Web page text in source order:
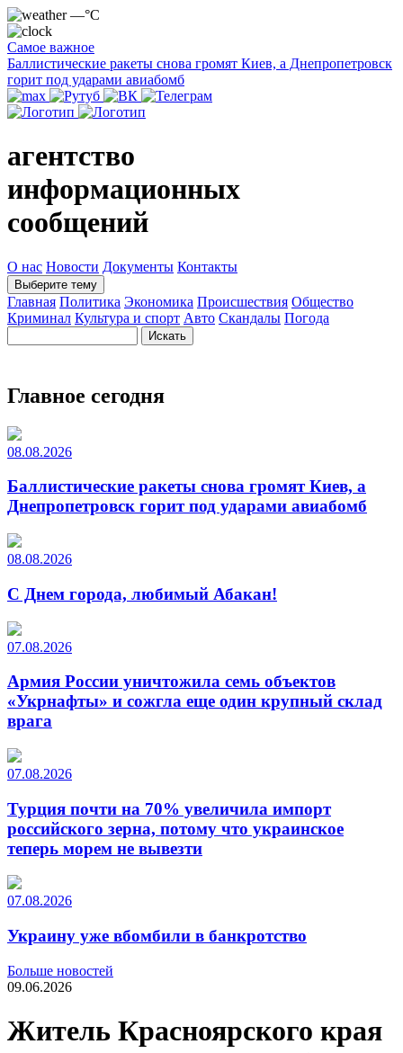
—°C
Самое важное
Баллистические ракеты снова громят Киев, а Днепропетровск
горит под ударами авиабомб
агентство
информационных
сообщений
О нас Новости Документы Контакты
Выберите тему
Главная Политика Экономика Происшествия Общество
Криминал Культура и спорт Авто Скандалы Погода
Главное сегодня
08.08.2026
Баллистические ракеты снова громят Киев, а
Днепропетровск горит под ударами авиабомб
08.08.2026
С Днем города, любимый Абакан!
07.08.2026
Армия России уничтожила семь объектов
«Укрнафты» и сожгла еще один крупный склад
врага
07.08.2026
Турция почти на 70% увеличила импорт
российского зерна, потому что украинское
теперь морем не вывезти
07.08.2026
Украину уже вбомбили в банкротство
Больше новостей
09.06.2026
Житель Красноярского края